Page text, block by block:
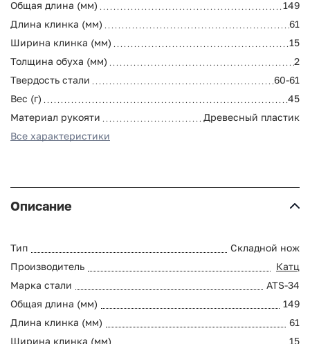
Общая длина (мм)
149
Длина клинка (мм)
61
Ширина клинка (мм)
15
Толщина обуха (мм)
2
Твердость стали
60-61
Вес (г)
45
Материал рукояти
Древесный пластик
Все характеристики
Описание
Тип
Складной нож
Производитель
Катц
Марка стали
ATS-34
Общая длина (мм)
149
Длина клинка (мм)
61
Ширина клинка (мм)
15